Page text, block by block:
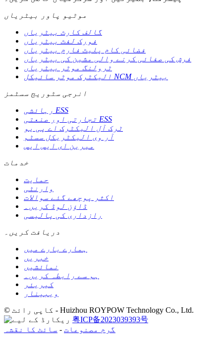
موٹیو پاور بیٹریاں
گالف کارٹ بیٹریاں
فورک لفٹ بیٹریاں
فضائی کام پلیٹ فارم بیٹریاں
فرش کی صفائی کرنے والی مشین کی بیٹریاں
ٹرولنگ موٹر بیٹریاں
الیکٹرک موٹر سائیکل NCM بیٹریاں
انرجی سٹوریج سسٹمز
رہائشی ESS
تجارتی اور صنعتی ESS
ٹرک آل الیکٹرک اے پی یو
آر وی الیکٹریکل سسٹم
میرین ای ایس ایس
خدمات
حمایت
وارنٹی
اکثر پوچھے گئے سوالات
ڈاؤن لوڈ کریں۔
رازداری کی پالیسی
دریافت کریں۔
ہمارے بارے میں
خبریں
نمائشیں
ہم سے رابطہ کریں۔
کیریئر
ویبینار
© کاپی رائٹ - Huizhou ROYPOW Technology Co., Ltd.
粤ICP备2023039393号
گرم مصنوعات - سائٹ کا نقشہ